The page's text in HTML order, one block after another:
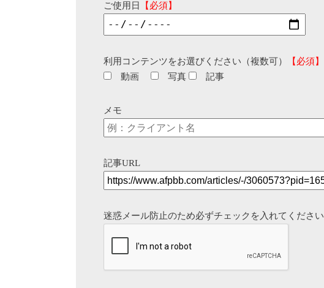
ご使用日 【必須】
利用コンテンツをお選びください（複数可）
【必須】
動画
写真 記事
メモ
記事URL
迷惑メール防止のため必ずチェックを入れてください